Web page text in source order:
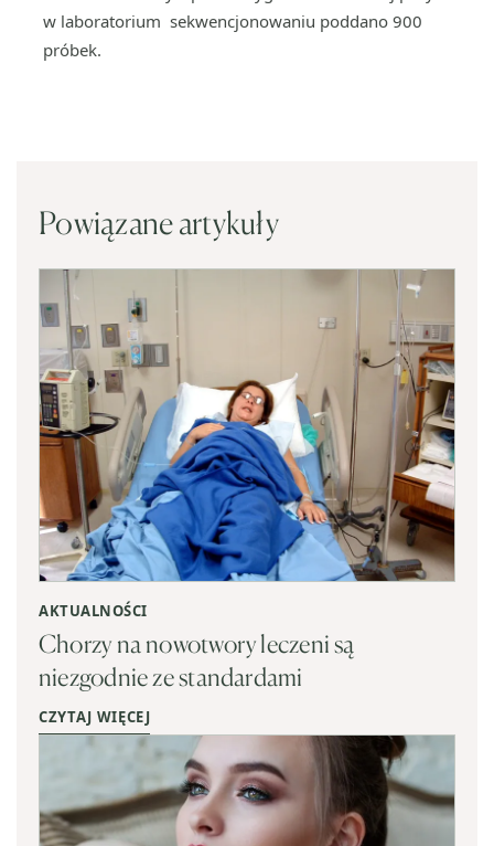
w laboratorium sekwencjonowaniu poddano 900
próbek.
Powiązane artykuły
AKTUALNOŚCI
Chorzy na nowotwory leczeni są
niezgodnie ze standardami
CZYTAJ WIĘCEJ